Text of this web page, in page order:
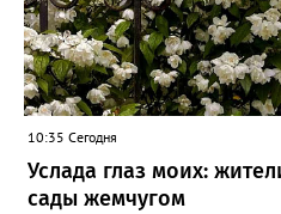
10:35 Сегодня
Услада глаз моих:
сады жемчугом